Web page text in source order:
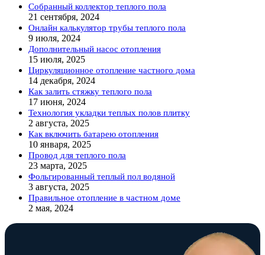
Собранный коллектор теплого пола
21 сентября, 2024
Онлайн калькулятор трубы теплого пола
9 июля, 2024
Дополнительный насос отопления
15 июля, 2025
Циркуляционное отопление частного дома
14 декабря, 2024
Как залить стяжку теплого пола
17 июня, 2024
Технология укладки теплых полов плитку
2 августа, 2025
Как включить батарею отопления
10 января, 2025
Провод для теплого пола
23 марта, 2025
Фольгированный теплый пол водяной
3 августа, 2025
Правильное отопление в частном доме
2 мая, 2024